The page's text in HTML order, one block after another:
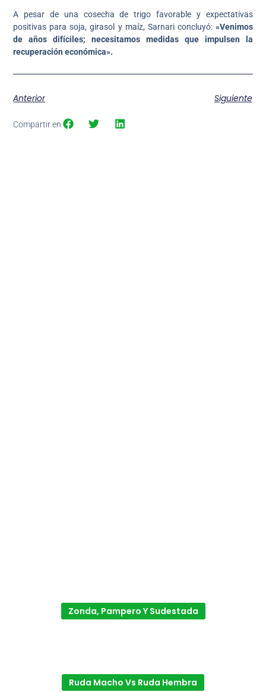
A pesar de una cosecha de trigo favorable y expectativas
positivas para soja, girasol y maíz, Sarnari concluyó: «Venimos
de años difíciles; necesitamos medidas que impulsen la
recuperación económica».
Anterior Siguiente
Compartir en
Zonda, Pampero Y Sudestada
Ruda Macho Vs Ruda Hembra